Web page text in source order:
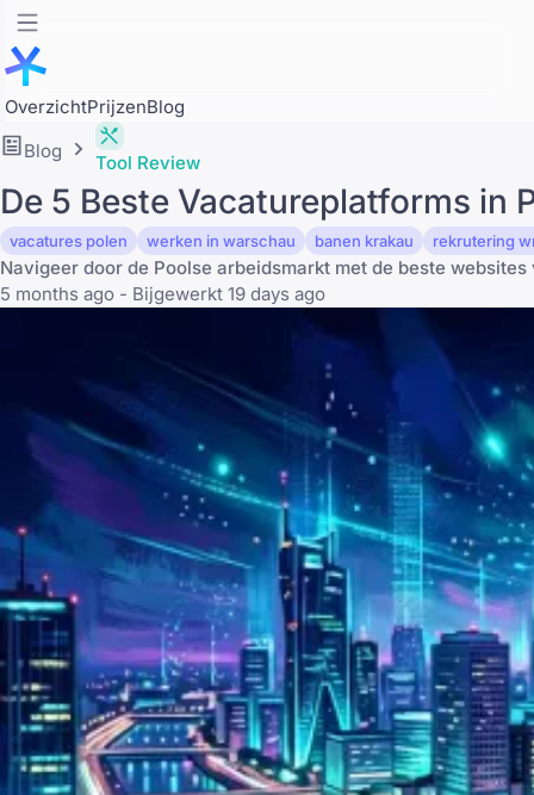
OverzichtPrijzenBlog
Blog
Tool Review
De 5 Beste Vacatureplatforms in
vacatures polen werken in warschau banen krakau rekrutering
Navigeer door de Poolse arbeidsmarkt met de beste
5 months ago - Bijgewerkt 19 days ago